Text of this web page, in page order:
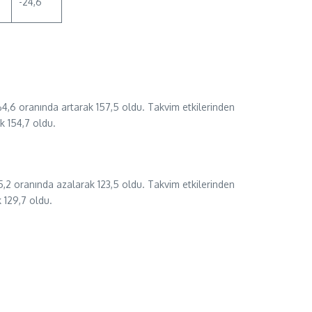
oranında artarak 157,5 oldu. Takvim etkilerinden
154,7 oldu.
oranında azalarak 123,5 oldu. Takvim etkilerinden
129,7 oldu.